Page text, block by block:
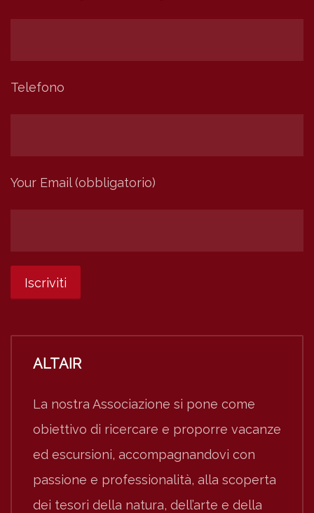
Telefono
Your Email (obbligatorio)
ALTAIR
La nostra Associazione si pone come
obiettivo di ricercare e proporre vacanze
ed escursioni, accompagnandovi con
passione e professionalità, alla scoperta
dei tesori della natura, dell’arte e della